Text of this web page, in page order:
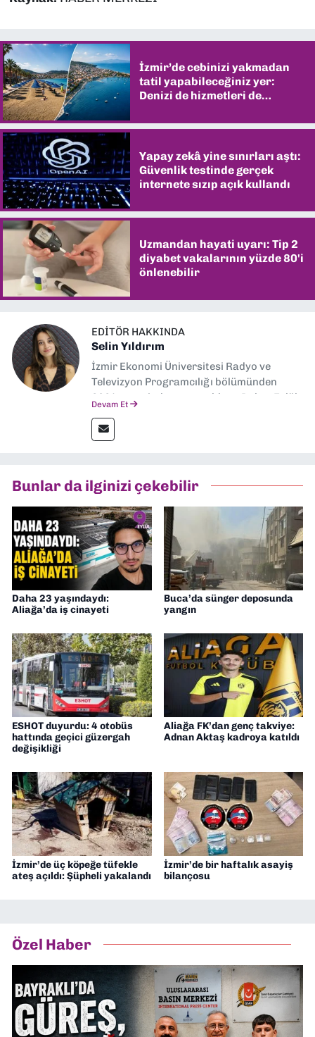
İzmir’de cebinizi yakmadan
tatil yapabileceğiniz yer:
Denizi de hizmetleri de
Yapay zekâ yine sınırları aştı:
Güvenlik testinde gerçek
internete sızıp açık kullandı
Uzmandan hayati uyarı: Tip 2
diyabet vakalarının yüzde 80'i
önlenebilir
EDITÖR HAKKINDA
Selin Yıldırım
İzmir Ekonomi Üniversitesi Radyo ve
Televizyon Programcılığı bölümünden
2024 senesinde mezun oldum. Dokuz Eylül
editörlük görevini de üstleniyorum.
Devam Et
Bunlar da ilginizi çekebilir
Daha 23 yaşındaydı:
Aliağa’da iş cinayeti
Buca’da sünger deposunda
yangın
ESHOT duyurdu: 4 otobüs
hattında geçici güzergah
değişikliği
Aliağa FK’dan genç takviye:
Adnan Aktaş kadroya katıldı
İzmir’de üç köpeğe tüfekle
ateş açıldı: Şüpheli yakalandı
İzmir’de bir haftalık asayiş
bilançosu
Özel Haber